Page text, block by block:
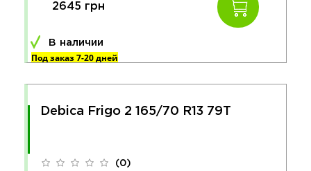
2645 грн
В наличии
Под заказ 7-20 дней
Debica Frigo 2 165/70 R13 79T
(0)